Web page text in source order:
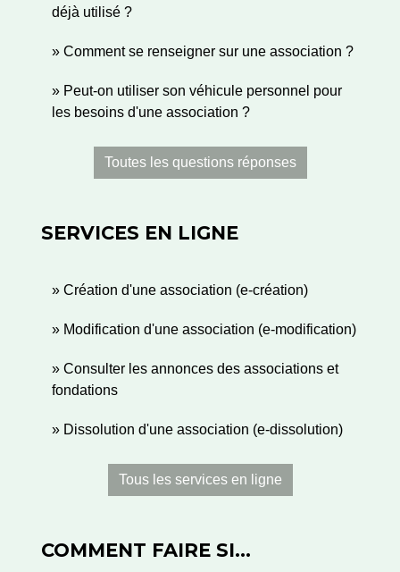
déjà utilisé ?
Comment se renseigner sur une association ?
Peut-on utiliser son véhicule personnel pour
les besoins d'une association ?
Toutes les questions réponses
SERVICES EN LIGNE
Création d'une association (e-création)
Modification d'une association (e-modification)
Consulter les annonces des associations et
fondations
Dissolution d'une association (e-dissolution)
Tous les services en ligne
COMMENT FAIRE SI…